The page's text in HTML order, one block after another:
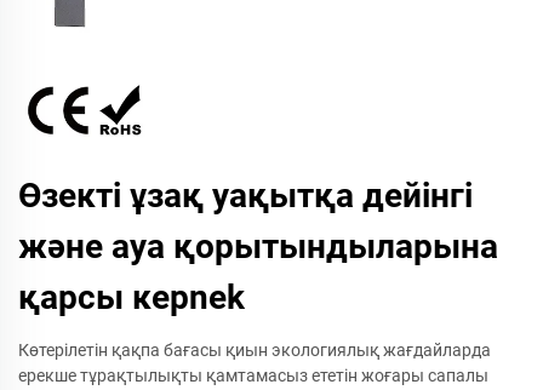
Өзекті ұзақ уақытқа дейінгі
және ауа қорытындыларына
қарсы керnek
Көтерілетін қақпа бағасы қиын экологиялық жағдайларда
ерекше тұрақтылықты қамтамасыз ететін жоғары сапалы